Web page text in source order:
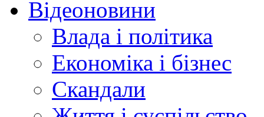
Відеоновини
Влада і політика
Економіка і бізнес
Скандали